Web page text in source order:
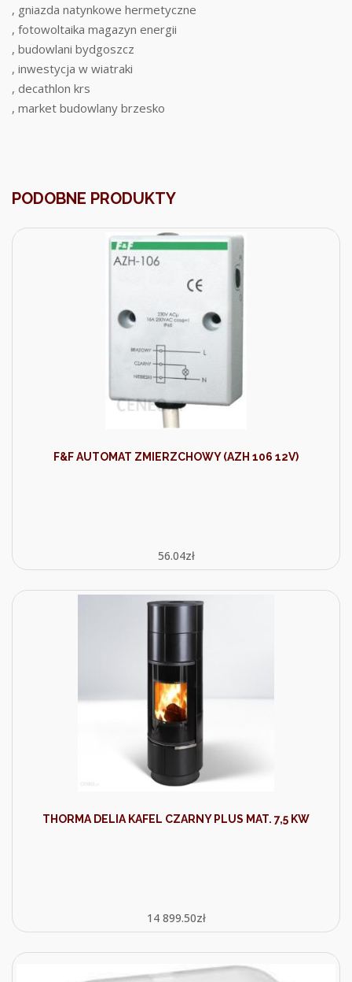
, gniazda natynkowe hermetyczne
, fotowoltaika magazyn energii
, budowlani bydgoszcz
, inwestycja w wiatraki
, decathlon krs
, market budowlany brzesko
PODOBNE PRODUKTY
F&F AUTOMAT ZMIERZCHOWY (AZH 106 12V)
56.04zł
THORMA DELIA KAFEL CZARNY PLUS MAT. 7,5 KW
14 899.50zł